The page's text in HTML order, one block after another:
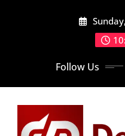
Follow Us